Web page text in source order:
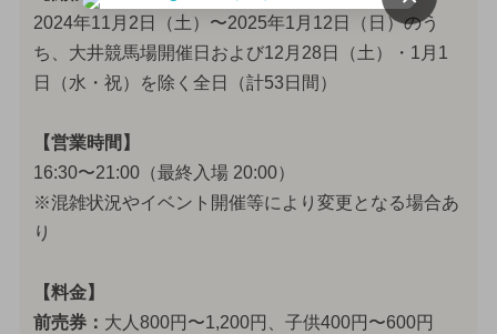
2024年11月2日（土）〜2025年1月12日（日）のう
ち、大井競馬場開催日および12月28日（土）・1月1
日（水・祝）を除く全日（計53日間）
【営業時間】
16:30〜21:00（最終入場 20:00）
※混雑状況やイベント開催等により変更となる場合あ
り
【料金】
前売券： 大人800円〜1,200円、子供400円〜600円